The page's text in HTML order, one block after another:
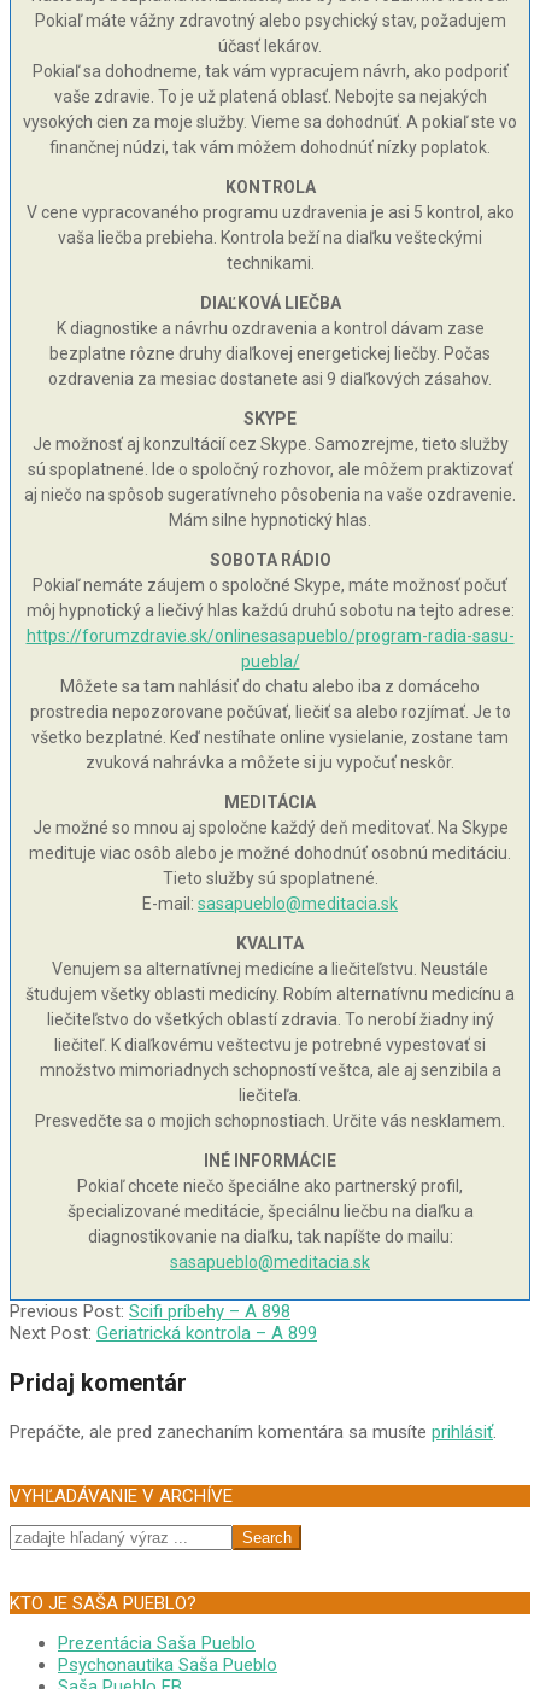
Pokiaľ máte vážny zdravotný alebo psychický stav, požadujem
účasť lekárov.
Pokiaľ sa dohodneme, tak vám vypracujem návrh, ako podporiť
vaše zdravie. To je už platená oblasť. Nebojte sa nejakých
vysokých cien za moje služby. Vieme sa dohodnúť. A pokiaľ ste vo
finančnej núdzi, tak vám môžem dohodnúť nízky poplatok.
KONTROLA
V cene vypracovaného programu uzdravenia je asi 5 kontrol, ako
vaša liečba prebieha. Kontrola beží na diaľku vešteckými
technikami.
DIAĽKOVÁ LIEČBA
K diagnostike a návrhu ozdravenia a kontrol dávam zase
bezplatne rôzne druhy diaľkovej energetickej liečby. Počas
ozdravenia za mesiac dostanete asi 9 diaľkových zásahov.
SKYPE
Je možnosť aj konzultácií cez Skype. Samozrejme, tieto služby
sú spoplatnené. Ide o spoločný rozhovor, ale môžem praktizovať
aj niečo na spôsob sugeratívneho pôsobenia na vaše ozdravenie.
Mám silne hypnotický hlas.
SOBOTA RÁDIO
Pokiaľ nemáte záujem o spoločné Skype, máte možnosť počuť
môj hypnotický a liečivý hlas každú druhú sobotu na tejto adrese:
https://forumzdravie.sk/onlinesasapueblo/program-radia-sasu-
puebla/
Môžete sa tam nahlásiť do chatu alebo iba z domáceho
prostredia nepozorovane počúvať, liečiť sa alebo rozjímať. Je to
všetko bezplatné. Keď nestíhate online vysielanie, zostane tam
zvuková nahrávka a môžete si ju vypočuť neskôr.
MEDITÁCIA
Je možné so mnou aj spoločne každý deň meditovať. Na Skype
medituje viac osôb alebo je možné dohodnúť osobnú meditáciu.
Tieto služby sú spoplatnené.
E-mail: sasapueblo@meditacia.sk
KVALITA
Venujem sa alternatívnej medicíne a liečiteľstvu. Neustále
študujem všetky oblasti medicíny. Robím alternatívnu medicínu a
liečiteľstvo do všetkých oblastí zdravia. To nerobí žiadny iný
liečiteľ. K diaľkovému veštectvu je potrebné vypestovať si
množstvo mimoriadnych schopností veštca, ale aj senzibila a
liečiteľa.
Presvedčte sa o mojich schopnostiach. Určite vás nesklamem.
INÉ INFORMÁCIE
Pokiaľ chcete niečo špeciálne ako partnerský profil,
špecializované meditácie, špeciálnu liečbu na diaľku a
diagnostikovanie na diaľku, tak napíšte do mailu:
sasapueblo@meditacia.sk
2007-
02-
Previous Post: Scifi príbehy – A 898
Next Post: Geriatrická kontrola – A 899
Pridaj komentár
Prepáčte, ale pred zanechaním komentára sa musíte prihlásiť.
VYHĽADÁVANIE V ARCHÍVE
Search
KTO JE SAŠA PUEBLO?
Prezentácia Saša Pueblo
Psychonautika Saša Pueblo